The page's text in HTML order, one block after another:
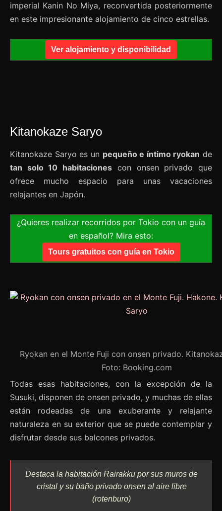
imperial Kanin No Miya, reconvertida posteriormente
en este impresionante alojamiento de cinco estrellas.
Ver alojamiento y disponibilidad
Kitanokaze Saryo
Kitanokaze Saryo es un pequeño e íntimo ryokan de
tan solo 10 habitaciones con onsen privado que
ofrece mucho espacio para unas vacaciones
relajantes en Japón.
¿Quieres realizar recorridos por Tokio con un guía
en español? Mira esto:
Tours gratuitos con guía en Tokio
Ryokan en el Monte Fuji con onsen privado.
Foto: Booking.com
Todas esas habitaciones, con la excepción de la
Susuki, disponen de onsen privado, y muchas de ellas
están rodeadas de una exuberante y relajante
naturaleza en su exterior que se puede contemplar y
disfrutar desde sus balcones privados.
Destaca la habitación Rairakku por sus muros de
cristal y su baño privado onsen al aire libre
(rotenburo)